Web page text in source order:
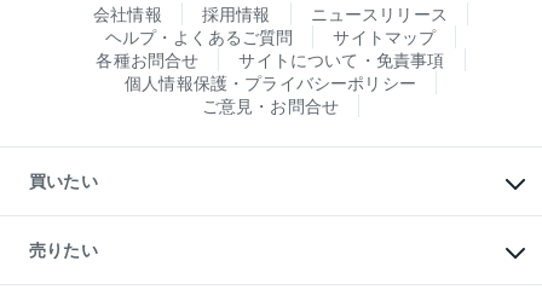
会社情報 採用情報
ニュースリリース
ヘルプ・よくあるご質問
サイトマップ
各種お問合せ
サイトについて・免責事項
個人情報保護・プライバシーポリシー
ご意見・お問合せ
買いたい
新築・分譲マンションの購入
中古マンションの購入
一戸建ての購入
売りたい